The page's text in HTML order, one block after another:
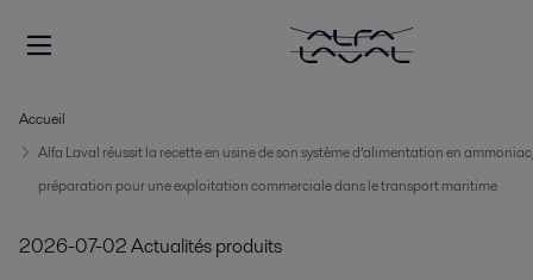
Accueil
Alfa Laval réussit la recette en usine de son système d’alimentation en
préparation pour une exploitation commerciale dans le transport maritime
2026-07-02Actualités produits